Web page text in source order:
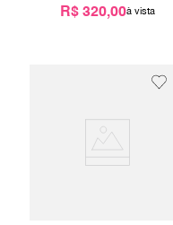
R$ 320,00